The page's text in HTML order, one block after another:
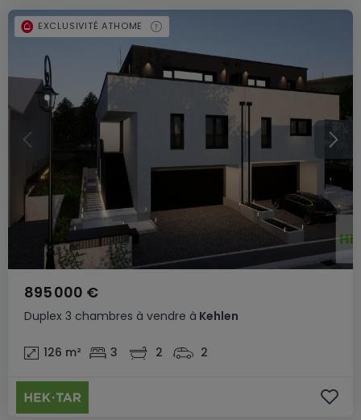
Duplex 3 chambres à vendre à Kehlen
895 000 €
126 m² 3 2 2
EXCLUSIVITÉ ATHOME